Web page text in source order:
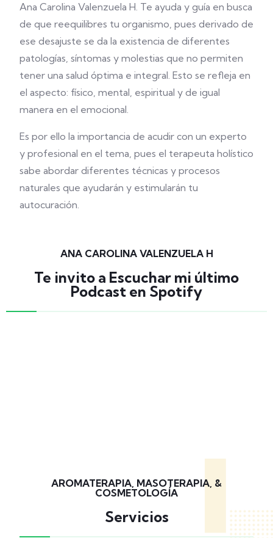
Ana Carolina Valenzuela H. Te ayuda y guía en busca
de que reequilibres tu organismo, pues derivado de
ese desajuste se da la existencia de diferentes
patologías, síntomas y molestias que no permiten
tener una salud óptima e integral. Esto se refleja en
el aspecto: físico, mental, espiritual y de igual
manera en el emocional.
Es por ello la importancia de acudir con un experto
y profesional en el tema, pues el terapeuta holístico
sabe abordar diferentes técnicas y procesos
naturales que ayudarán y estimularán tu
autocuración.
ANA CAROLINA VALENZUELA H
Te invito a Escuchar mi último
Podcast en Spotify
AROMATERAPIA, MASOTERAPIA, &
COSMETOLOGÍA
Servicios